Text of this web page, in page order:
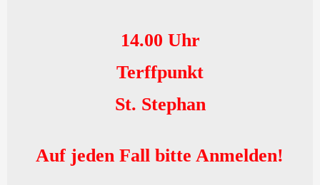
14.00 Uhr
Terffpunkt
St. Stephan
Auf jeden Fall bitte Anmelden!